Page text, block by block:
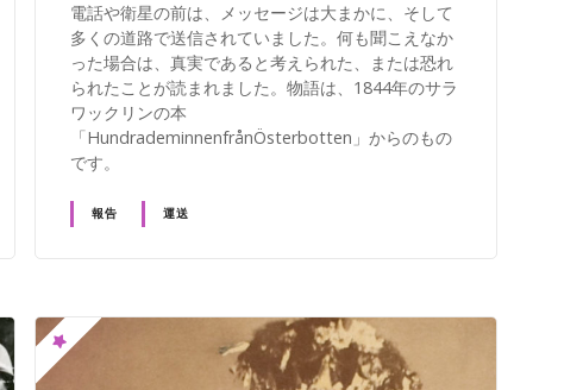
電話や衛星の前は、メッセージは大まかに、そして
多くの道路で送信されていました。何も聞こえなか
った場合は、真実であると考えられた、または恐れ
られたことが読まれました。物語は、1844年のサラ
ワックリンの本
「HundrademinnenfrånÖsterbotten」からのもの
です。
報告 運送